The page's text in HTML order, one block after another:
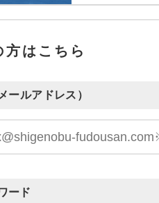
方はこちら
ールアドレス）
ード